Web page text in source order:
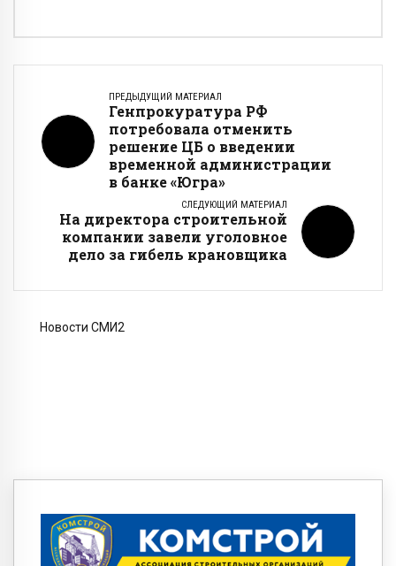
ПРЕДЫДУЩИЙ МАТЕРИАЛ
Генпрокуратура РФ
потребовала отменить
решение ЦБ о введении
временной администрации
в банке «Югра»
СЛЕДУЮЩИЙ МАТЕРИАЛ
На директора строительной
компании завели уголовное
дело за гибель крановщика
Новости СМИ2